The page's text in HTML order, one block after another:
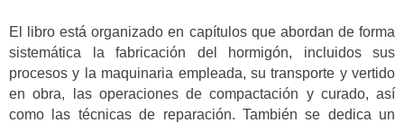
El libro está organizado en capítulos que abordan de forma
sistemática la fabricación del hormigón, incluidos sus
procesos y la maquinaria empleada, su transporte y vertido
en obra, las operaciones de compactación y curado, así
como las técnicas de reparación. También se dedica un